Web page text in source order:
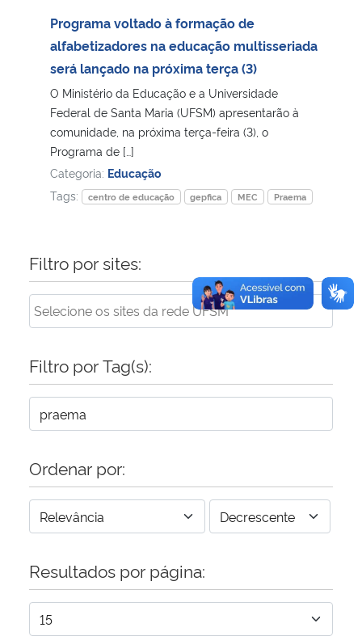
Programa voltado à formação de
alfabetizadores na educação multisseriada
será lançado na próxima terça (3)
O Ministério da Educação e a Universidade
Federal de Santa Maria (UFSM) apresentarão à
comunidade, na próxima terça-feira (3), o
Programa de […]
Categoria: Educação
Tags:
centro de educação gepfica MEC Praema
Filtro por sites:
Filtro por Tag(s):
Ordenar por:
Resultados por página: